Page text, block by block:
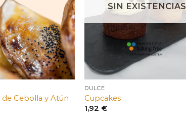
de Cebolla y Atún
SIN EXISTENCIAS
DULCE
Cupcakes
1,92 €